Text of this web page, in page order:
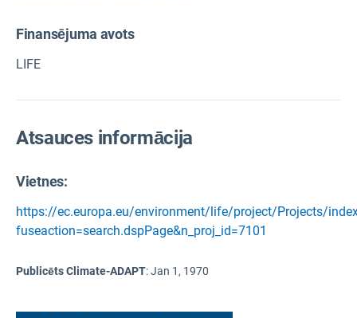
Finansējuma avots
LIFE
Atsauces informācija
Vietnes:
https://ec.europa.eu/environment/life/project/Projects/
fuseaction=search.dspPage&n_proj_id=7101
Publicēts Climate-ADAPT:Jan 1, 1970